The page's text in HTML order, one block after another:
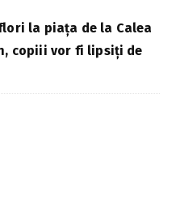
la piața de la Calea
copiii vor fi lipsiți de